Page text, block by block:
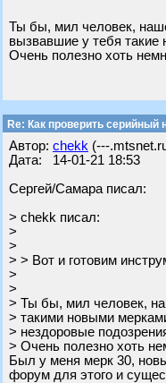
Ты бы, мил человек,
вызвавшие у тебя такие
Очень полезно хоть
Re: Как проверить серийный
Автор: chekk (---
Дата: 14-01-21 18:53
Сергей/Самара писал:
> chekk писал:
>
>
> > Вот и готовим
>
>
> Ты бы, мил человек,
> такими новыми
> нездоровые
> Очень полезно хоть
Был у меня мерк 30,
форум для этого и